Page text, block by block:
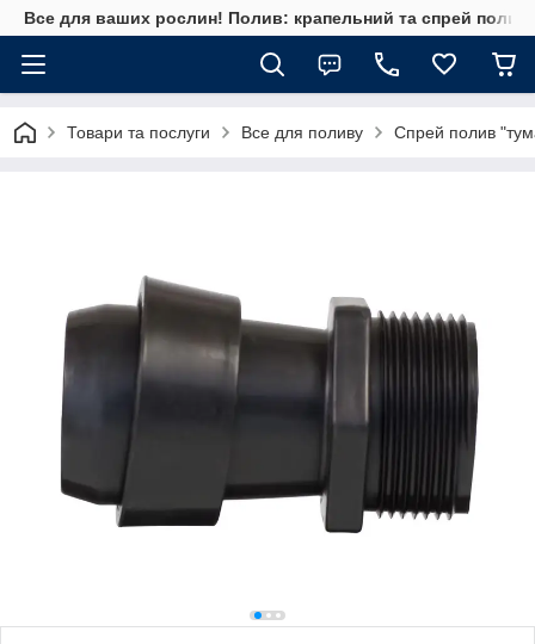
Все для ваших рослин! Полив: крапельний та спрей полив,
Товари та послуги Все для поливу Спрей полив